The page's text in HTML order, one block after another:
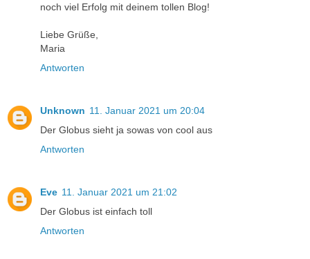
noch viel Erfolg mit deinem tollen Blog!
Liebe Grüße,
Maria
Antworten
Unknown 11. Januar 2021 um 20:04
Der Globus sieht ja sowas von cool aus
Antworten
Eve 11. Januar 2021 um 21:02
Der Globus ist einfach toll
Antworten